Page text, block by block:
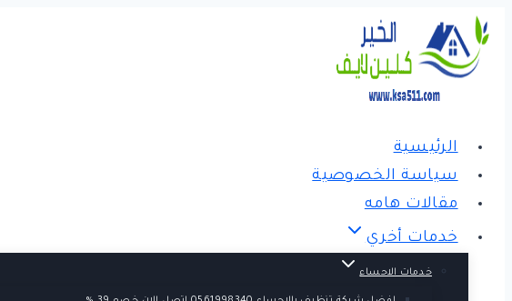
التجاوز
إلى
المحتوى
الرئيسية
سياسة الخصوصية
مقالات هامه
خدمات أخري
خدمات الاحساء